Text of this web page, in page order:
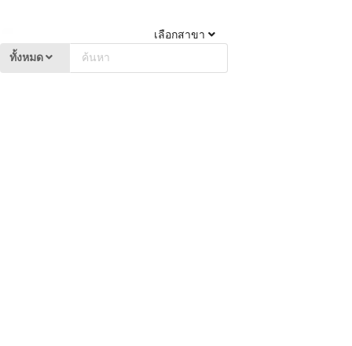
เลือกสาขา
ทั้งหมด